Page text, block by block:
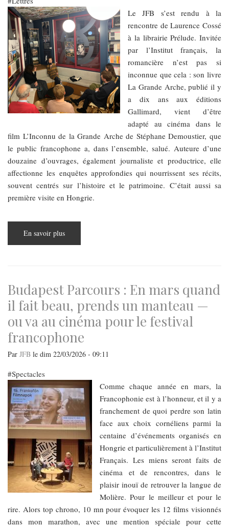
Le JFB s’est rendu à la
rencontre de Laurence Cossé
à la librairie Prélude. Invitée
par l’Institut français, la
romancière n’est pas si
inconnue que cela : son livre
La Grande Arche, publié il y
a dix ans aux éditions
Gallimard, vient d’être
adapté au cinéma dans le
film L’Inconnu de la Grande Arche de Stéphane Demoustier, que
le public francophone a, dans l’ensemble, salué. Auteure d’une
douzaine d’ouvrages, également journaliste et productrice, elle
affectionne les enquêtes approfondies qui nourrissent ses récits,
souvent centrés sur l’histoire et le patrimoine. C’était aussi sa
première visite en Hongrie.
En savoir plus
Parcours
de
la
grande
arche
Budapest Parcours : En mars quand
il fait beau, prends un manteau —
ou va au cinéma pour le festival
francophone
Par JFB le dim 22/03/2026 - 09:11
Spectacles
Comme chaque année en mars, la
Francophonie est à l’honneur, et il y a
franchement de quoi perdre son latin
face aux choix cornéliens parmi la
centaine d’événements organisés en
Hongrie et particulièrement à l’Institut
Français. Les miens seront faits de
cinéma et de rencontres, dans le
plaisir inouï de retrouver la langue de
Molière. Pour le meilleur et pour le
rire. Alors top chrono, 10 mn pour évoquer les 12 films visionnés
dans mon marathon, avec une mention spéciale pour cette